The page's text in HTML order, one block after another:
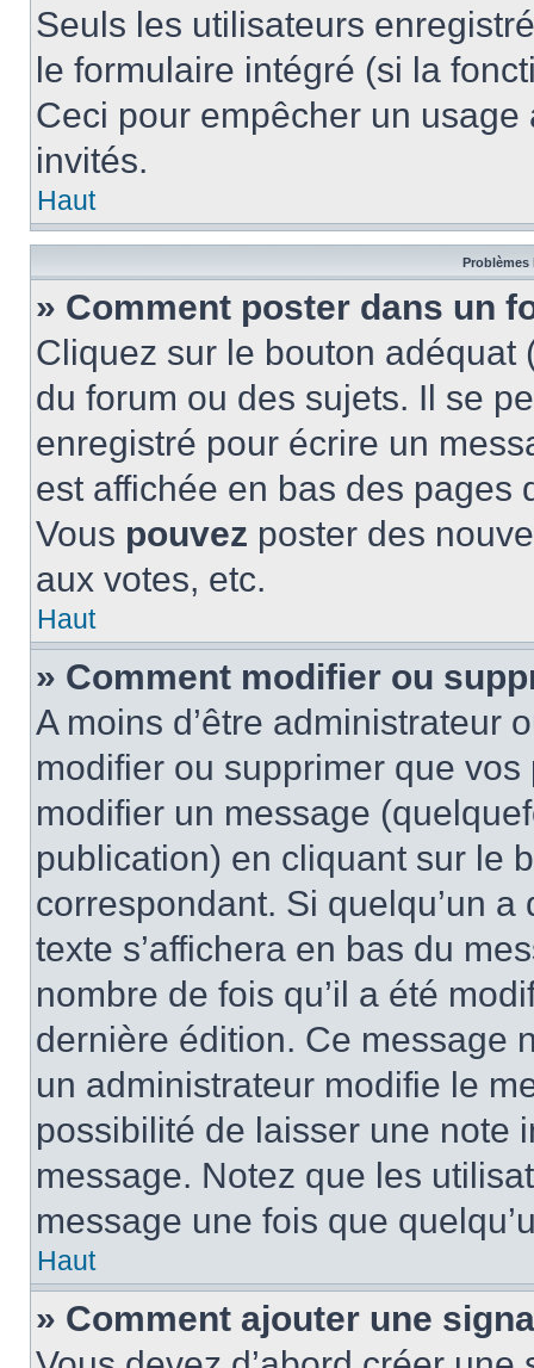
Seuls les utilisateurs
le formulaire intégré (si la
Ceci pour empêcher un
invités.
Haut
Problèmes
» Comment poster dans un
Cliquez sur le bouton
du forum ou des sujets. Il se
enregistré pour écrire un
est affichée en bas des pages
Vous pouvez poster des
aux votes, etc.
Haut
» Comment modifier ou
A moins d’être administrateur
modifier ou supprimer que
modifier un message
publication) en cliquant sur le
correspondant. Si quelqu’un
texte s’affichera en bas du
nombre de fois qu’il a été
dernière édition. Ce message
un administrateur modifie le
possibilité de laisser une note
message. Notez que les
message une fois que
Haut
» Comment ajouter une